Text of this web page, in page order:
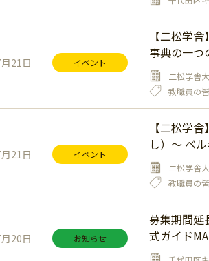
21日 イベント
【二松学
事典の一
二松学舎
教職員の
21日 イベント
【二松学
し）～ ベ
二松学舎
教職員の
20日 お知らせ
募集期間
式ガイド